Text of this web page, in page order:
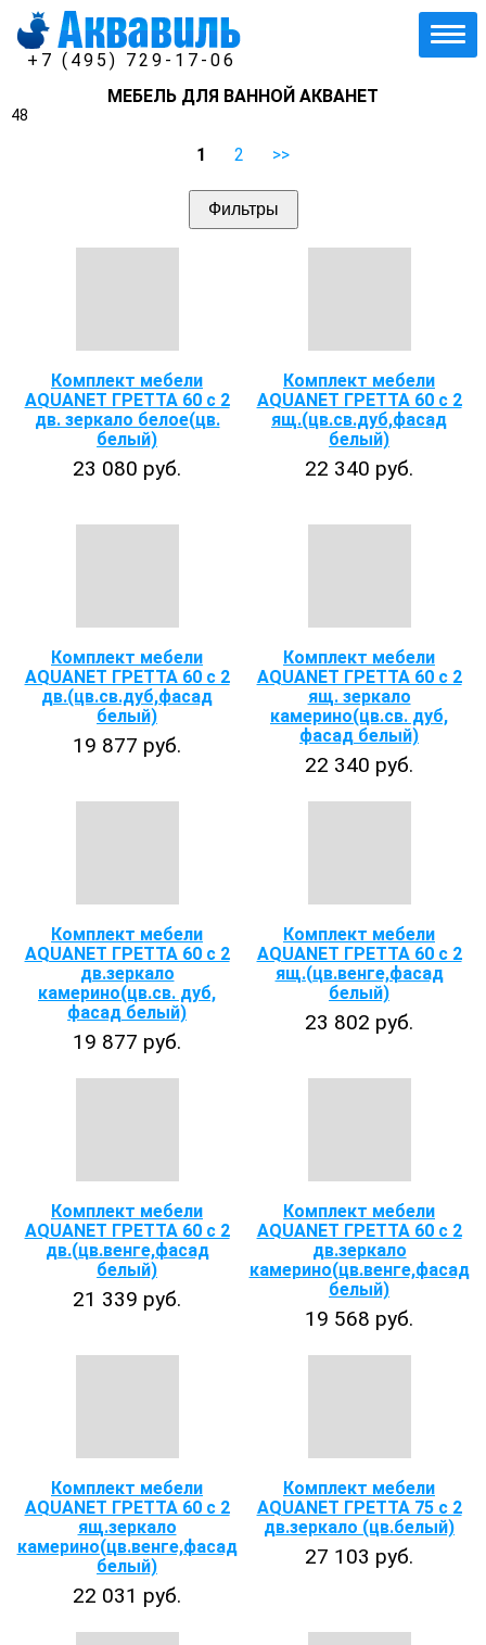
+7 (495) 729-17-06
МЕБЕЛЬ ДЛЯ ВАННОЙ АКВАНЕТ
48
1 2 >>
Фильтры
Комплект мебели
AQUANET ГРЕТТА 60 с 2
дв. зеркало белое(цв.
белый)
23 080 руб.
Комплект мебели
AQUANET ГРЕТТА 60 с 2
ящ.(цв.св.дуб,фасад
белый)
22 340 руб.
Комплект мебели
AQUANET ГРЕТТА 60 с 2
дв.(цв.св.дуб,фасад
белый)
19 877 руб.
Комплект мебели
AQUANET ГРЕТТА 60 с 2
ящ. зеркало
камерино(цв.св. дуб,
фасад белый)
22 340 руб.
Комплект мебели
AQUANET ГРЕТТА 60 с 2
дв.зеркало
камерино(цв.св. дуб,
фасад белый)
19 877 руб.
Комплект мебели
AQUANET ГРЕТТА 60 с 2
ящ.(цв.венге,фасад
белый)
23 802 руб.
Комплект мебели
AQUANET ГРЕТТА 60 с 2
дв.(цв.венге,фасад
белый)
21 339 руб.
Комплект мебели
AQUANET ГРЕТТА 60 с 2
дв.зеркало
камерино(цв.венге,фасад
белый)
19 568 руб.
Комплект мебели
AQUANET ГРЕТТА 60 с 2
ящ.зеркало
камерино(цв.венге,фасад
белый)
22 031 руб.
Комплект мебели
AQUANET ГРЕТТА 75 с 2
дв.зеркало (цв.белый)
27 103 руб.